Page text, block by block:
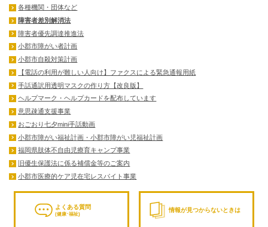
各種機関・団体など
障害者差別解消法
障害者優先調達推進法
小郡市障がい者計画
小郡市自殺対策計画
【電話の利用が難しい人向け】ファクスによる緊急通報用紙
手話通訳用透明マスクの作り方【改良版】
ヘルプマーク・ヘルプカードを配布しています
意思疎通支援事業
おごおり七夕mini手話動画
小郡市障がい福祉計画・小郡市障がい児福祉計画
福岡県肢体不自由児療育キャンプ事業
旧優生保護法に係る補償金等のご案内
小郡市医療的ケア児在宅レスパイト事業
よくある質問
(健康･福祉)
情報が見つからないときは